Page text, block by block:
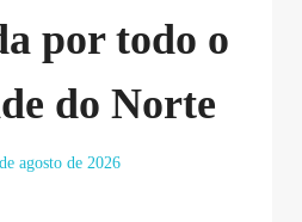
por todo o
do Norte
agosto de 2026